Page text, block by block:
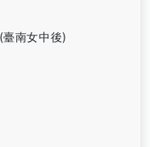
南女中後)